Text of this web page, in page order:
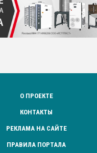
О ПРОЕКТЕ
КОНТАКТЫ
РЕКЛАМА НА САЙТЕ
ПРАВИЛА ПОРТАЛА